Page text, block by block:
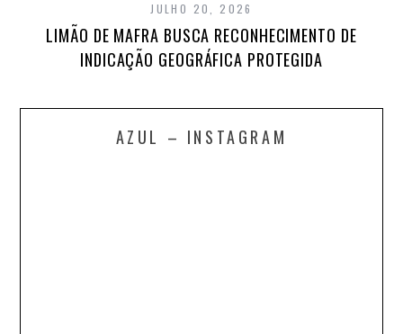
JULHO 20, 2026
LIMÃO DE MAFRA BUSCA RECONHECIMENTO DE
INDICAÇÃO GEOGRÁFICA PROTEGIDA
AZUL – INSTAGRAM